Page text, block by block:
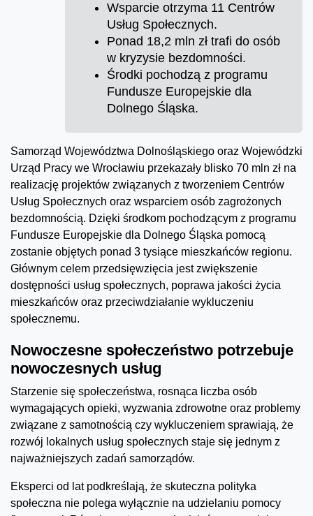
Wsparcie otrzyma 11 Centrów
Usług Społecznych.
Ponad 18,2 mln zł trafi do osób
w kryzysie bezdomności.
Środki pochodzą z programu
Fundusze Europejskie dla
Dolnego Śląska.
Samorząd Województwa Dolnośląskiego oraz Wojewódzki
Urząd Pracy we Wrocławiu przekazały blisko 70 mln zł na
realizację projektów związanych z tworzeniem Centrów
Usług Społecznych oraz wsparciem osób zagrożonych
bezdomnością. Dzięki środkom pochodzącym z programu
Fundusze Europejskie dla Dolnego Śląska pomocą
zostanie objętych ponad 3 tysiące mieszkańców regionu.
Głównym celem przedsięwzięcia jest zwiększenie
dostępności usług społecznych, poprawa jakości życia
mieszkańców oraz przeciwdziałanie wykluczeniu
społecznemu.
Nowoczesne społeczeństwo potrzebuje
nowoczesnych usług
Starzenie się społeczeństwa, rosnąca liczba osób
wymagających opieki, wyzwania zdrowotne oraz problemy
związane z samotnością czy wykluczeniem sprawiają, że
rozwój lokalnych usług społecznych staje się jednym z
najważniejszych zadań samorządów.
Eksperci od lat podkreślają, że skuteczna polityka
społeczna nie polega wyłącznie na udzielaniu pomocy